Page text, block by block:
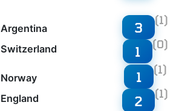
Argentina
Switzerland
3 (1)
1 (0)
Norway
England
1 (1)
2 (1)